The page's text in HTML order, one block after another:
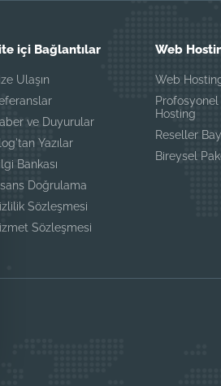
içi Bağlantılar
Ulaşın
ve Duyurular
Yazılar
Bankası
Doğrulama
Sözleşmesi
Sözleşmesi
Web
Web
Profosyonel
Hosting
Reseller
Bireysel